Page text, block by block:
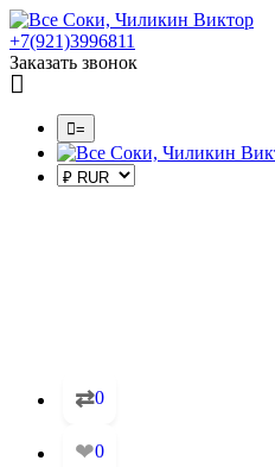
+7(921)3996811
Заказать звонок
=
⇄0
❤0